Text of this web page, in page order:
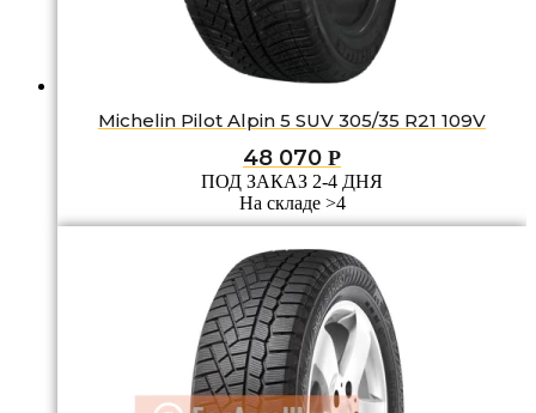
Michelin Pilot Alpin 5 SUV 305/35 R21 109V
48 070 Р
ПОД ЗАКАЗ 2-4 ДНЯ
На складе >4